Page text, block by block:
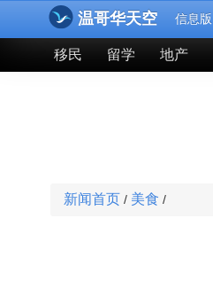
温哥华天空 信息版
移民 留学 地产
新闻首页 / 美食 /